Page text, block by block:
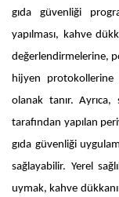
gıda güvenliği
yapılması, kahve
değerlendirmelerine,
hijyen protokollerine
olanak tanır.
tarafından yapılan
gıda güvenliği
sağlayabilir. Yerel
uymak, kahve